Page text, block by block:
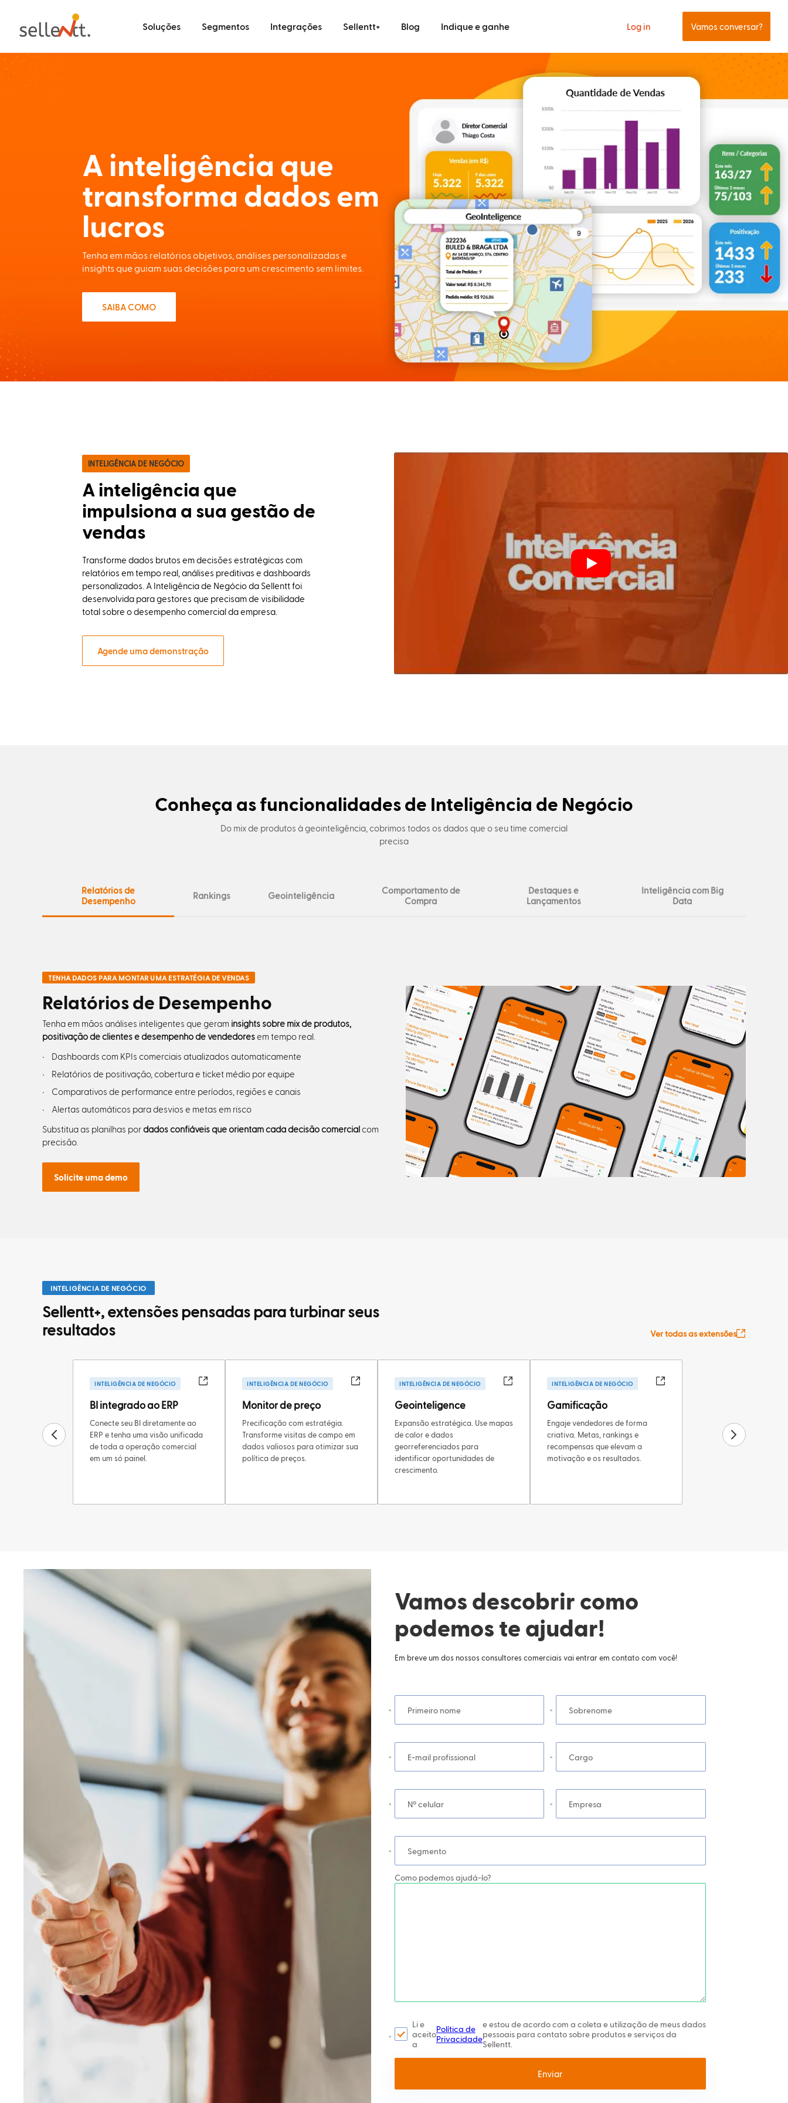
Soluções Segmentos Integrações Sellentt+ Blog Indique e ganhe Log in Vamos conversar?
A inteligência que
transforma dados em
lucros
Tenha em mãos relatórios objetivos, análises personalizadas e
insights que guiam suas decisões para um crescimento sem limites.
SAIBA COMO
INTELIGÊNCIA DE NEGÓCIO
A inteligência que
impulsiona a sua gestão de
vendas
Transforme dados brutos em decisões estratégicas com
relatórios em tempo real, análises preditivas e dashboards
personalizados. A Inteligência de Negócio da Sellentt foi
desenvolvida para gestores que precisam de visibilidade
total sobre o desempenho comercial da empresa.
Agende uma demonstração
Conheça as funcionalidades de Inteligência de Negócio
Do mix de produtos à geointeligência, cobrimos todos os dados que o seu time comercial
precisa
Relatórios de
Desempenho
Rankings Geointeligência
Comportamento de
Compra
Destaques e
Lançamentos
Inteligência com Big
Data
TENHA DADOS PARA MONTAR UMA ESTRATÉGIA DE VENDAS
Relatórios de Desempenho
Tenha em mãos análises inteligentes que geram insights sobre mix de produtos,
positivação de clientes e desempenho de vendedoresem tempo real.
Dashboards com KPIs comerciais atualizados automaticamente
Relatórios de positivação, cobertura e ticket médio por equipe
Comparativos de performance entre períodos, regiões e canais
Alertas automáticos para desvios e metas em risco
Substitua as planilhas pordados confiáveis que orientam cada decisão comercialcom
precisão.
Solicite uma demo
INTELIGÊNCIA DE NEGÓCIO
Sellentt+, extensões pensadas para turbinar seus
resultados
Ver todas as extensões
INTELIGÊNCIA DE NEGÓCIO
BI integrado ao ERP
Conecte seu BI diretamente ao
ERP e tenha uma visão unificada
de toda a operação comercial
em um só painel.
INTELIGÊNCIA DE NEGÓCIO
Monitor de preço
Precificação com estratégia.
Transforme visitas de campo em
dados valiosos para otimizar sua
política de preços.
INTELIGÊNCIA DE NEGÓCIO
Geointeligence
Expansão estratégica. Use mapas
de calor e dados
georreferenciados para
identificar oportunidades de
crescimento.
INTELIGÊNCIA DE NEGÓCIO
Gamificação
Engaje vendedores de forma
criativa. Metas, rankings e
recompensas que elevam a
motivação e os resultados.
Vamos descobrir como
podemos te ajudar!
Em breve um dos nossos consultores comerciais vai entrar em contato com você!
Primeiro nome Sobrenome
E-mail profissional Cargo
Nº celular Empresa
Segmento
Como podemos ajudá-lo?
Li e
aceito
a
Política de
Privacidade
e estou de acordo com a coleta e utilização de meus dados
pessoais para contato sobre produtos e serviços da
Sellentt.